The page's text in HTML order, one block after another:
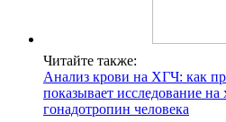
Читайте также:
Анализ крови на ХГЧ: как
показывает исследование
гонадотропин человека